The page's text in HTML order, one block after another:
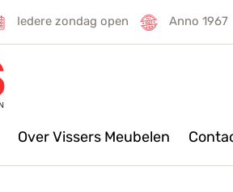
Iedere zondag open Anno 1967
Over Vissers Meubelen